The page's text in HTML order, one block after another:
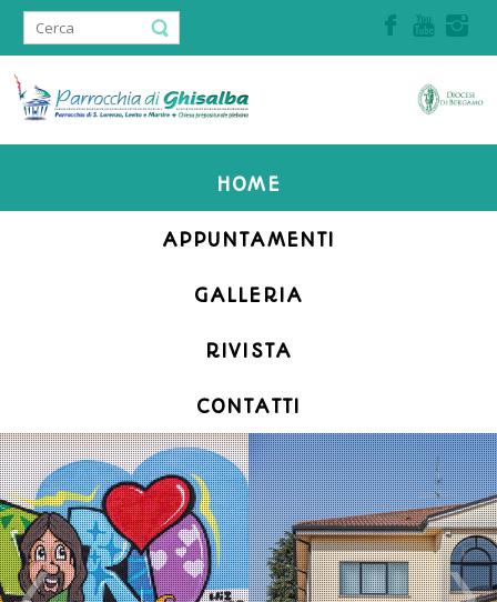
HOME
APPUNTAMENTI
GALLERIA
RIVISTA
CONTATTI